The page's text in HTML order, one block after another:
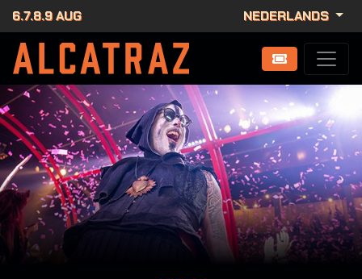
6.7.8.9 AUG NEDERLANDS